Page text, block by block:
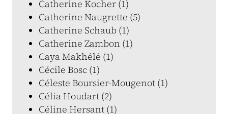
Catherine Kocher (1)
Catherine Naugrette (5)
Catherine Schaub (1)
Catherine Zambon (1)
Caya Makhélé (1)
Cécile Bosc (1)
Céleste Boursier-Mougenot (1)
Célia Houdart (2)
Céline Hersant (1)